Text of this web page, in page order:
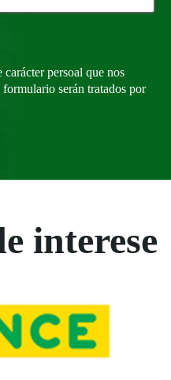
persoal que nos
serán tratados por
interese